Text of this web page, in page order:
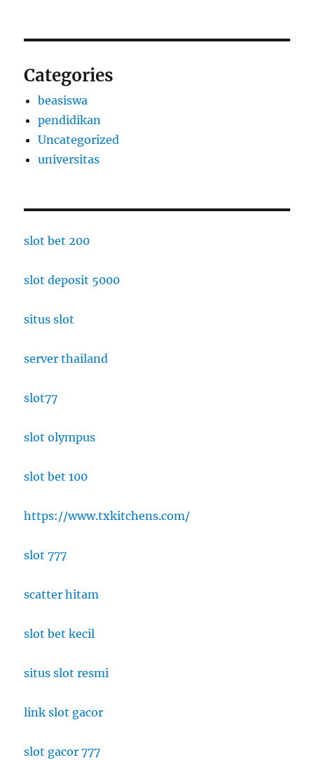
Categories
beasiswa
pendidikan
Uncategorized
universitas
slot bet 200
slot deposit 5000
situs slot
server thailand
slot77
slot olympus
slot bet 100
https://www.txkitchens.com/
slot 777
scatter hitam
slot bet kecil
situs slot resmi
link slot gacor
slot gacor 777